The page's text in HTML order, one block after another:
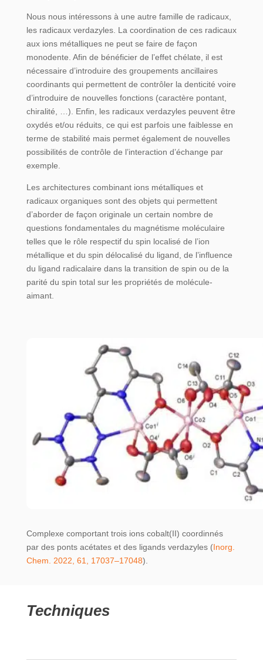
Nous nous intéressons à une autre famille de radicaux,
les radicaux verdazyles. La coordination de ces radicaux
aux ions métalliques ne peut se faire de façon
monodente. Afin de bénéficier de l’effet chélate, il est
nécessaire d’introduire des groupements ancillaires
coordinants qui permettent de contrôler la denticité voire
d’introduire de nouvelles fonctions (caractère pontant,
chiralité, …). Enfin, les radicaux verdazyles peuvent être
oxydés et/ou réduits, ce qui est parfois une faiblesse en
terme de stabilité mais permet également de nouvelles
possibilités de contrôle de l’interaction d’échange par
exemple.
Les architectures combinant ions métalliques et
radicaux organiques sont des objets qui permettent
d’aborder de façon originale un certain nombre de
questions fondamentales du magnétisme moléculaire
telles que le rôle respectif du spin localisé de l’ion
métallique et du spin délocalisé du ligand, de l’influence
du ligand radicalaire dans la transition de spin ou de la
parité du spin total sur les propriétés de molécule-
aimant.
Complexe comportant trois ions cobalt(II) coordinnés
par des ponts acétates et des ligands verdazyles (Inorg.
Chem. 2022, 61, 17037–17048).
Techniques